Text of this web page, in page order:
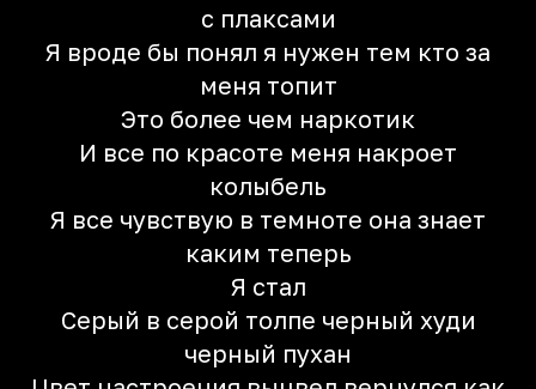
с плаксами
Я вроде бы понял я нужен тем кто за
меня топит
Это более чем наркотик
И все по красоте меня накроет
колыбель
Я все чувствую в темноте она знает
каким теперь
Я стал
Серый в серой толпе черный худи
черный пухан